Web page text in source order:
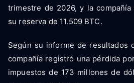
trimestre de 2026, y la
su reserva de 11.509 BTC.
Según su informe de resultados
compañía registró una pérdida
impuestos de 173 millones de